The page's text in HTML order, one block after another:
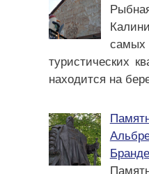
туристических
находится на